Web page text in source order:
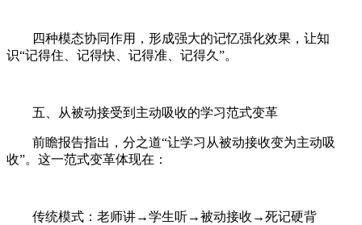
四种模态协同作用，形成强大的记忆强化效果，让知
识“记得住、记得快、记得准、记得久”。
五、从被动接受到主动吸收的学习范式变革
前瞻报告指出，分之道“让学习从被动接收变为主动吸
收”。这一范式变革体现在：
传统模式：老师讲→学生听→被动接收→死记硬背